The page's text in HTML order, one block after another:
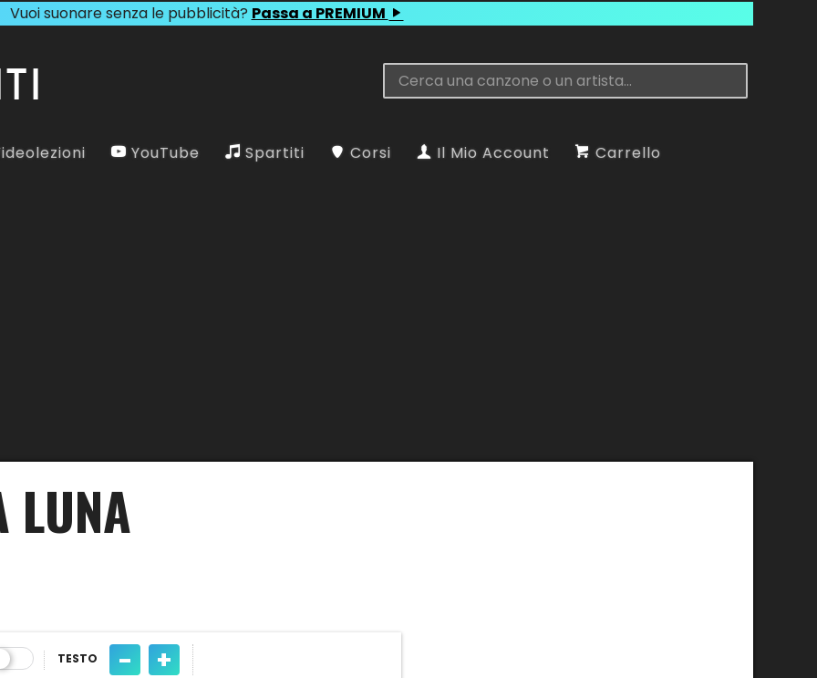
Vuoi suonare senza le pubblicità? Passa a PREMIUM
YouTube Spartiti Corsi Il Mio Account Carrello
LUNA
TESTO - +